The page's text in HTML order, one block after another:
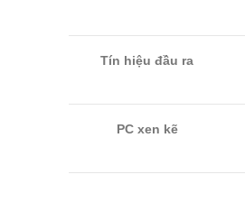
Tín hiệu đầu ra
PC xen kẽ